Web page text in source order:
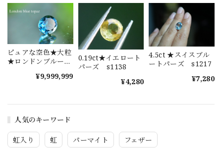
人気のキーワード
虹入り 虹 パーマイト フェザー
ピュアな空色★大粒
★ロンドンブルート
¥9,999,999
0.19ct★イエロート
パーズ s1138
¥4,280
4.5ct ★スイスブル
ートパーズ s1217
¥7,280